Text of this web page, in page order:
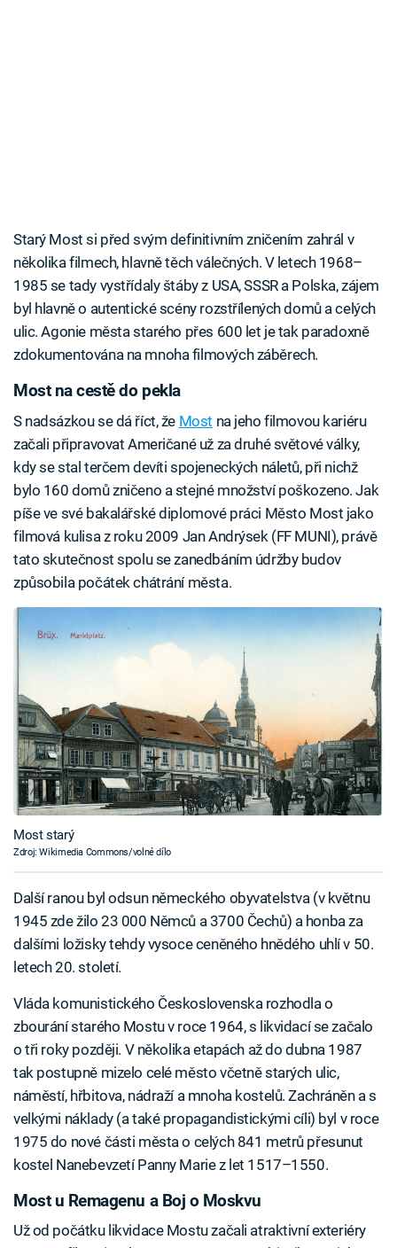
Starý Most si před svým definitivním zničením zahrál v
několika filmech, hlavně těch válečných. V letech 1968–
1985 se tady vystřídaly štáby z USA, SSSR a Polska, zájem
byl hlavně o autentické scény rozstřílených domů a celých
ulic. Agonie města starého přes 600 let je tak paradoxně
zdokumentována na mnoha filmových záběrech.
Most na cestě do pekla
S nadsázkou se dá říct, že Most na jeho filmovou kariéru
začali připravovat Američané už za druhé světové války,
kdy se stal terčem devíti spojeneckých náletů, při nichž
bylo 160 domů zničeno a stejné množství poškozeno. Jak
píše ve své bakalářské diplomové práci Město Most jako
filmová kulisa z roku 2009 Jan Andrýsek (FF MUNI), právě
tato skutečnost spolu se zanedbáním údržby budov
způsobila počátek chátrání města.
Most starý
Zdroj: Wikimedia Commons/volné dílo
Další ranou byl odsun německého obyvatelstva (v květnu
1945 zde žilo 23 000 Němců a 3700 Čechů) a honba za
dalšími ložisky tehdy vysoce ceněného hnědého uhlí v 50.
letech 20. století.
Vláda komunistického Československa rozhodla o
zbourání starého Mostu v roce 1964, s likvidací se začalo
o tři roky později. V několika etapách až do dubna 1987
tak postupně mizelo celé město včetně starých ulic,
náměstí, hřbitova, nádraží a mnoha kostelů. Zachráněn a s
velkými náklady (a také propagandistickými cíli) byl v roce
1975 do nové části města o celých 841 metrů přesunut
kostel Nanebevzetí Panny Marie z let 1517–1550.
Most u Remagenu a Boj o Moskvu
Už od počátku likvidace Mostu začali atraktivní exteriéry